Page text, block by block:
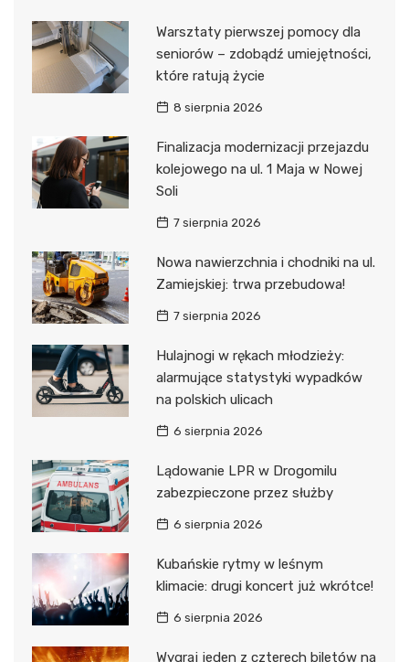
Warsztaty pierwszej pomocy dla
seniorów – zdobądź umiejętności,
które ratują życie
8 sierpnia 2026
Finalizacja modernizacji przejazdu
kolejowego na ul. 1 Maja w Nowej
Soli
7 sierpnia 2026
Nowa nawierzchnia i chodniki na ul.
Zamiejskiej: trwa przebudowa!
7 sierpnia 2026
Hulajnogi w rękach młodzieży:
alarmujące statystyki wypadków
na polskich ulicach
6 sierpnia 2026
Lądowanie LPR w Drogomilu
zabezpieczone przez służby
6 sierpnia 2026
Kubańskie rytmy w leśnym
klimacie: drugi koncert już wkrótce!
6 sierpnia 2026
Wygraj jeden z czterech biletów na